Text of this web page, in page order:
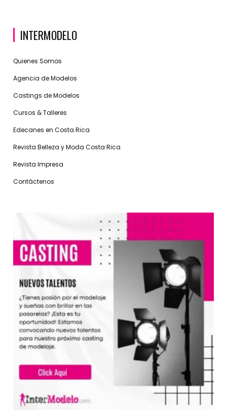
INTERMODELO
Quienes Somos
Agencia de Modelos
Castings de Modelos
Cursos & Talleres
Edecanes en Costa Rica
Revista Belleza y Moda Costa Rica
Revista Impresa
Contáctenos